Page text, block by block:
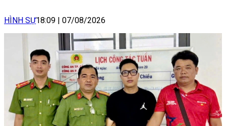
HÌNH SỰ18:09 07/08/2026